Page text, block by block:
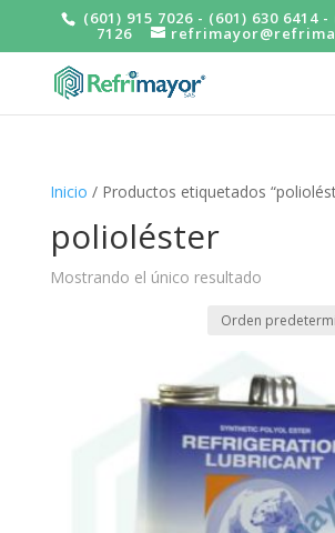
(601) 915 7026 - (601) 630 6414 -
7126
Inicio / Productos etiquetados
polioléster
Mostrando el único resultado